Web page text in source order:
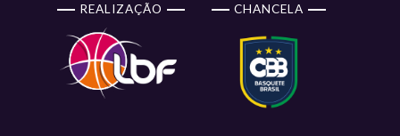
REALIZAÇÃO CHANCELA